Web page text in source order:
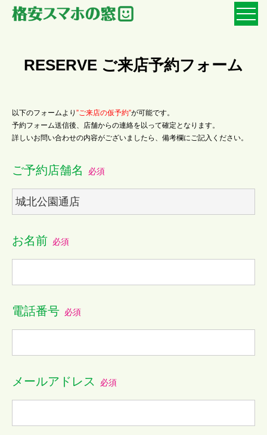
RESERVE ご来店予約フォーム
以下のフォームより ”ご来店の仮予約”が可能です。
予約フォーム送信後、店舗からの連絡を以って確定となります。
詳しいお問い合わせの内容がございましたら、備考欄にご記入ください。
ご予約店舗名 必須
お名前 必須
電話番号 必須
メールアドレス 必須